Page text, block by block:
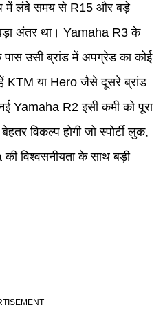
में लंबे समय से R15 और बड़े
अंतर था। Yamaha R3 के
उसी ब्रांड में अपग्रेड का कोई
KTM या Hero जैसे दूसरे ब्रांड
Yamaha R2 इसी कमी को पूरा
विकल्प होगी जो स्पोर्टी लुक,
विश्वसनीयता के साथ बड़ी